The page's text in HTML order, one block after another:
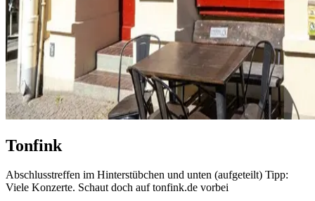
Tonfink
Abschlusstreffen im Hinterstübchen und unten (aufgeteilt) Tipp:
Viele Konzerte. Schaut doch auf tonfink.de vorbei